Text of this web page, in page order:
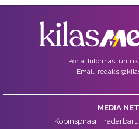
Portal Informasi
Email:
MEDIA
Kopinspirasi